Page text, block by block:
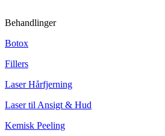
Behandlinger
Botox
Fillers
Laser Hårfjerning
Laser til Ansigt & Hud
Kemisk Peeling